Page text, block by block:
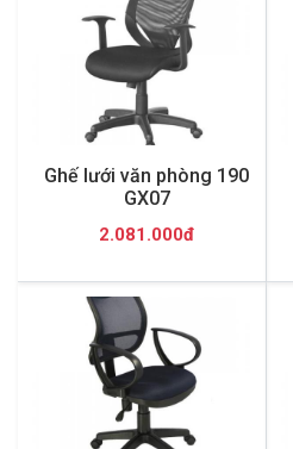
Ghế lưới văn phòng 190
GX07
2.081.000đ